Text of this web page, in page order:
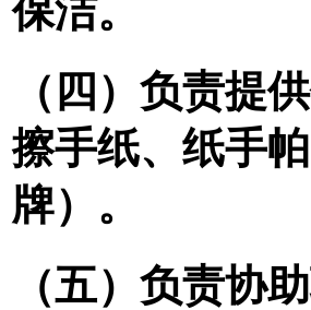
保洁。
（四）负责提
擦手纸、纸手
牌）。
（五）负责协